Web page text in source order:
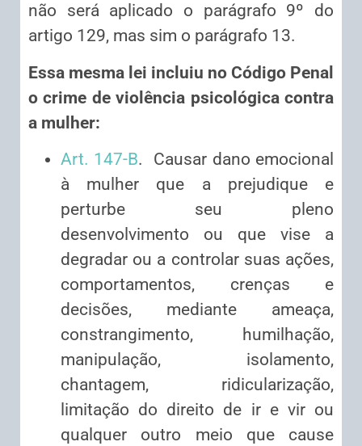
não será aplicado o parágrafo 9º do
artigo 129, mas sim o parágrafo 13.
Essa mesma lei incluiu no Código Penal
o crime de violência psicológica contra
a mulher:
Art. 147-B. Causar dano emocional
à mulher que a prejudique e
perturbe seu pleno
desenvolvimento ou que vise a
degradar ou a controlar suas ações,
comportamentos, crenças e
decisões, mediante ameaça,
constrangimento, humilhação,
manipulação, isolamento,
chantagem, ridicularização,
limitação do direito de ir e vir ou
qualquer outro meio que cause